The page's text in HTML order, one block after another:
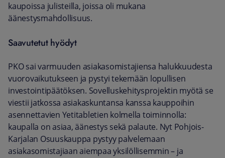
kaupoissa julisteilla, joissa oli mukana
äänestysmahdollisuus.
Saavutetut hyödyt
PKO sai varmuuden asiakasomistajiensa halukkuudesta
vuorovaikutukseen ja pystyi tekemään lopullisen
investointipäätöksen. Sovelluskehitysprojektin myötä se
viestii jatkossa asiakaskuntansa kanssa kauppoihin
asennettavien Yetitabletien kolmella toiminnolla:
kaupalla on asiaa, äänestys sekä palaute. Nyt Pohjois-
Karjalan Osuuskauppa pystyy palvelemaan
asiakasomistajiaan aiempaa yksilöllisemmin – ja